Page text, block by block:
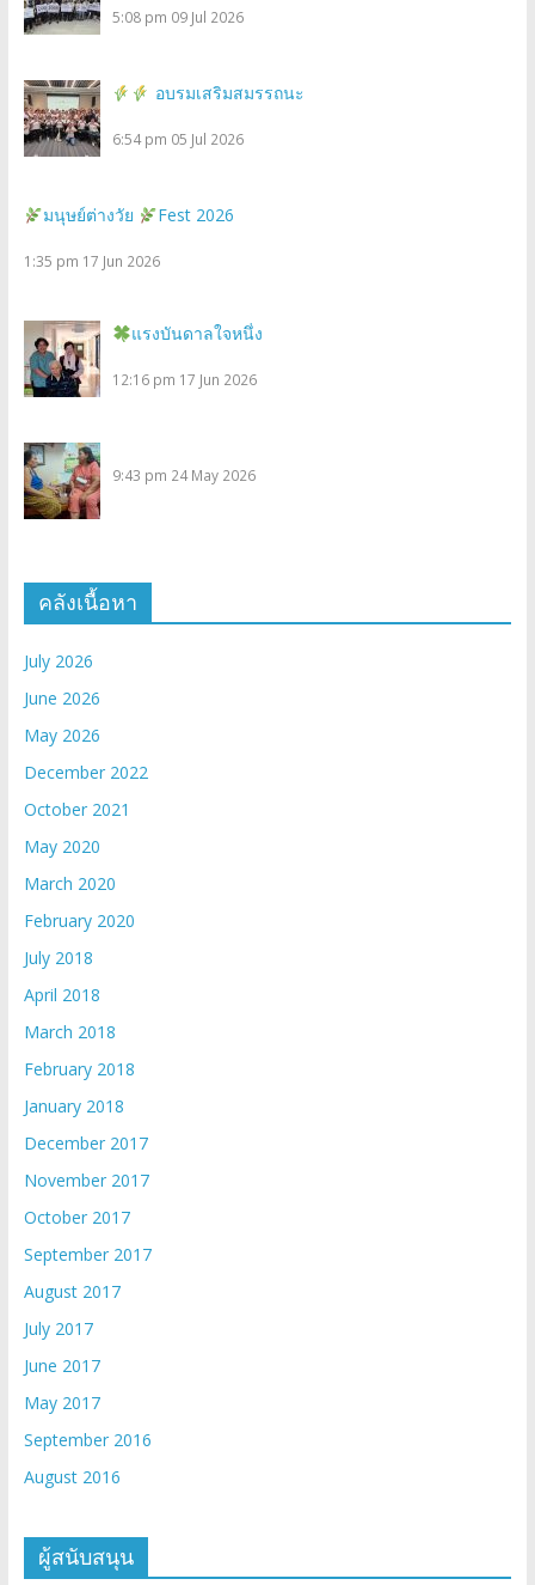
5:08 pm 09 Jul 2026
อบรมเสริมสมรรถนะ
6:54 pm 05 Jul 2026
มนุษย์ต่างวัย Fest 2026
1:35 pm 17 Jun 2026
แรงบันดาลใจหนึ่ง
12:16 pm 17 Jun 2026
9:43 pm 24 May 2026
คลังเนื้อหา
July 2026
June 2026
May 2026
December 2022
October 2021
May 2020
March 2020
February 2020
July 2018
April 2018
March 2018
February 2018
January 2018
December 2017
November 2017
October 2017
September 2017
August 2017
July 2017
June 2017
May 2017
September 2016
August 2016
ผู้สนับสนุน